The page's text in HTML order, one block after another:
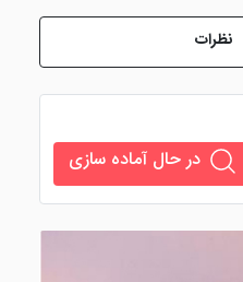
نظرات
در حال آماده سازی